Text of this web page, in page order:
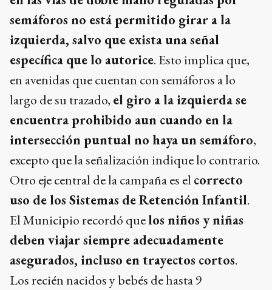
semáforos no está permitido girar a la
izquierda, salvo que exista una señal
específica que lo autorice. Esto implica que,
en avenidas que cuentan con semáforos a lo
largo de su trazado, el giro a la izquierda se
encuentra prohibido aun cuando en la
intersección puntual no haya un semáforo,
excepto que la señalización indique lo contrario.
Otro eje central de la campaña es el correcto
uso de los Sistemas de Retención Infantil.
El Municipio recordó quelos niños y niñas
deben viajar siempre adecuadamente
asegurados, incluso en trayectos cortos.
Los recién nacidos y bebés de hasta 9